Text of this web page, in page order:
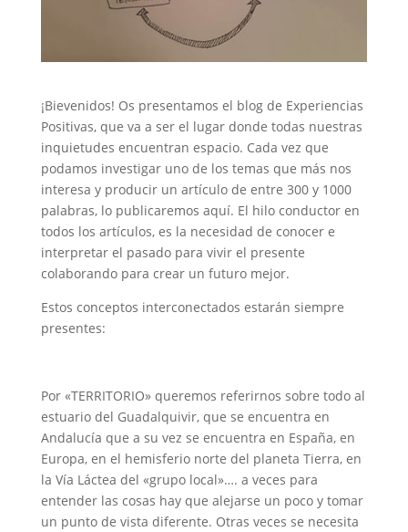
¡Bievenidos! Os presentamos el blog de Experiencias
Positivas, que va a ser el lugar donde todas nuestras
inquietudes encuentran espacio. Cada vez que
podamos investigar uno de los temas que más nos
interesa y producir un artículo de entre 300 y 1000
palabras, lo publicaremos aquí. El hilo conductor en
todos los artículos, es la necesidad de conocer e
interpretar el pasado para vivir el presente
colaborando para crear un futuro mejor.
Estos conceptos interconectados estarán siempre
presentes:
Por «TERRITORIO» queremos referirnos sobre todo al
estuario del Guadalquivir, que se encuentra en
Andalucía que a su vez se encuentra en España, en
Europa, en el hemisferio norte del planeta Tierra, en
la Vía Láctea del «grupo local»…. a veces para
entender las cosas hay que alejarse un poco y tomar
un punto de vista diferente. Otras veces se necesita